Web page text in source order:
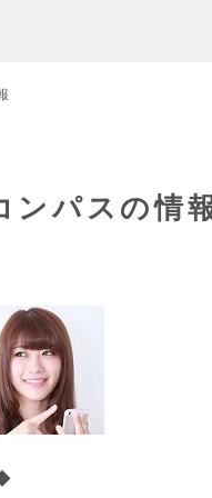
ンパスの情